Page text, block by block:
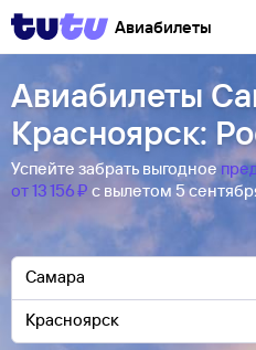
Авиабилеты
Авиабилеты
Красноярск:
Успейте забрать выгодное
от 13 ⁠156 ⁠₽ с вылетом 5